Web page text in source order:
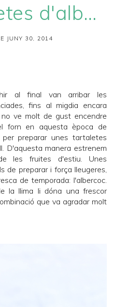
Tartaletes d'albercoc i mascarpone
JUNY 30, 2014
al final van arribar les
fins al migdia encara
ve molt de gust encendre
forn en aquesta època de
preparar unes tartaletes
D'aquesta manera estrenem
les fruites d'estiu. Unes
de preparar i força lleugeres,
de temporada: l'albercoc.
la llima li dóna una frescor
que va agradar molt